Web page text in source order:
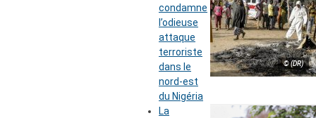
© (DR)
condamne
l’odieuse
attaque
terroriste
dans le
nord-est
du Nigéria
La